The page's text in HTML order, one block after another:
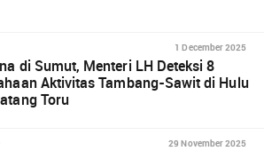
1 December 2025
di Sumut, Menteri LH Deteksi 8
Aktivitas Tambang-Sawit di Hulu
Toru
29 November 2025